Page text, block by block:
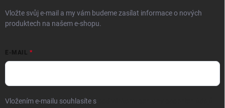
Vložte svůj e-mail a my vám budeme zasílat informace o nových
produktech na našem e-shopu.
E-MAIL
Vložením e-mailu souhlasíte s